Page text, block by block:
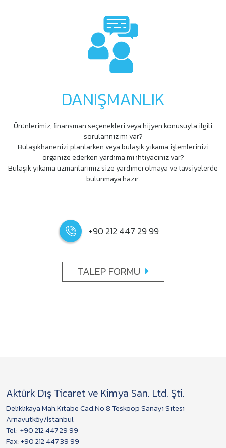
DANIŞMANLIK
Ürünlerimiz, ﬁnansman seçenekleri veya hijyen konusuyla ilgili
sorularınız mı var?
Bulaşıkhanenizi planlarken veya bulaşık yıkama işlemlerinizi
organize ederken yardıma mı ihtiyacınız var?
Bulaşık yıkama uzmanlarımız size yardımcı olmaya ve tavsiyelerde
bulunmaya hazır.
+90 212 447 29 99
TALEP FORMU
Aktürk Dış Ticaret ve Kimya San. Ltd. Şti.
Deliklikaya Mah.Kitabe Cad.No:8 Teskoop Sanayi Sitesi
Arnavutköy/İstanbul
Tel: +90 212 447 29 99
Fax: +90 212 447 39 99